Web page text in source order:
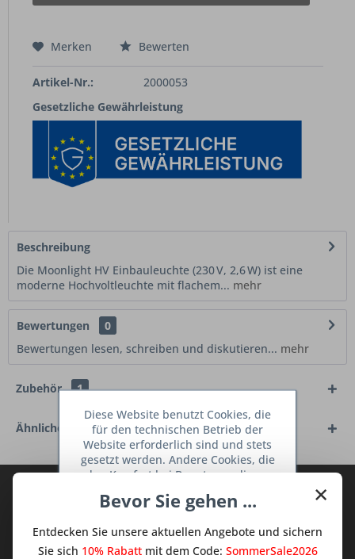
Merken Bewerten
Artikel-Nr.:
2000053
Gesetzliche Gewährleistung
Beschreibung
Die Moonlight HV Einbauleuchte (230 V, 2,6 W) ist eine
moderne Hochvoltleuchte mit flachem... mehr
Bewertungen
0
Bewertungen lesen, schreiben und diskutieren... mehr
Zubehör 1
Ähnliche Artikel
TraumKüche Newsletter und verpassen
Sie keine Neuigkeit oder Aktion mehr aus
dem Traum Küchen - Shop.
×
Bevor Sie gehen ...
Entdecken Sie unsere aktuellen Angebote und sichern
Sie sich 10% Rabattmit dem Code: SommerSale2026
Diese Website benutzt Cookies, die
für den technischen Betrieb der
Website erforderlich sind und stets
gesetzt werden. Andere Cookies, die
den Komfort bei Benutzung dieser
dienen oder die Interaktion mit
Netzwerken vereinfachen sollen,
werden nur mit Ihrer Zustimmung